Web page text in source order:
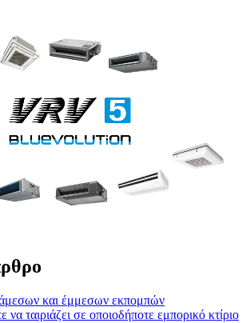
και έμμεσων εκπομπών
να ταιριάζει σε οποιοδήποτε εμπορικό κτίριο